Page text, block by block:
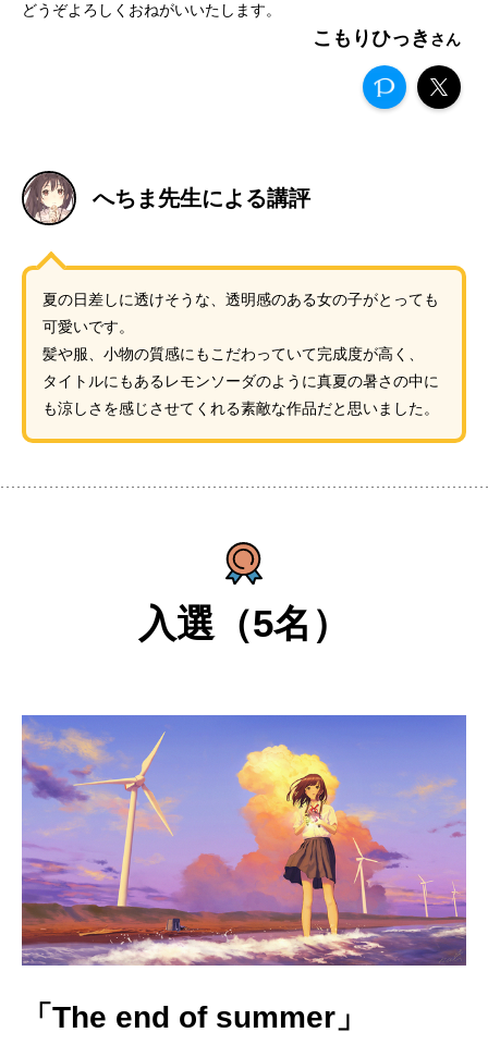
どうぞよろしくおねがいいたします。
こもりひっき
へちま先生による講評
夏の日差しに透けそうな、透明感のある女の子がとっても
可愛いです。
髪や服、小物の質感にもこだわっていて完成度が高く、
タイトルにもあるレモンソーダのように真夏の暑さの中に
も涼しさを感じさせてくれる素敵な作品だと思いました。
入選（5名）
「The end of summer」